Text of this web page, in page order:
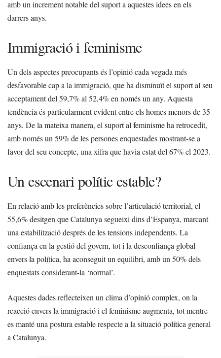
amb un increment notable del suport a aquestes idees en els
darrers anys.
Immigració i feminisme
Un dels aspectes preocupants és l’opinió cada vegada més
desfavorable cap a la immigració, que ha disminuït el suport al seu
acceptament del 59,7% al 52,4% en només un any. Aquesta
tendència és particularment evident entre els homes menors de 35
anys. De la mateixa manera, el suport al feminisme ha retrocedit,
amb només un 59% de les persones enquestades mostrant-se a
favor del seu concepte, una xifra que havia estat del 67% el 2023.
Un escenari polític estable?
En relació amb les preferències sobre l’articulació territorial, el
55,6% desitgen que Catalunya segueixi dins d’Espanya, marcant
una estabilització després de les tensions independents. La
confiança en la gestió del govern, tot i la desconfiança global
envers la política, ha aconseguit un equilibri, amb un 50% dels
enquestats considerant-la ‘normal’.
Aquestes dades reflecteixen un clima d’opinió complex, on la
reacció envers la immigració i el feminisme augmenta, tot mentre
es manté una postura estable respecte a la situació política general
a Catalunya.